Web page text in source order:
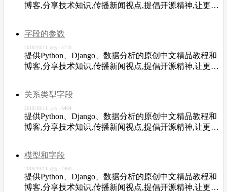
博客,分享技术知识,传播新闻视点,提倡开源精神,让更多
字段的参数
2019/10/11 点击： 5720
提供Python、Django、数据分析的原创中文精品教程和
博客,分享技术知识,传播新闻视点,提倡开源精神,让更多
关系类型字段
2019/10/11 点击： 6464
提供Python、Django、数据分析的原创中文精品教程和
博客,分享技术知识,传播新闻视点,提倡开源精神,让更多
模型和字段
2019/10/11 点击： 7460
提供Python、Django、数据分析的原创中文精品教程和
博客,分享技术知识,传播新闻视点,提倡开源精神,让更多